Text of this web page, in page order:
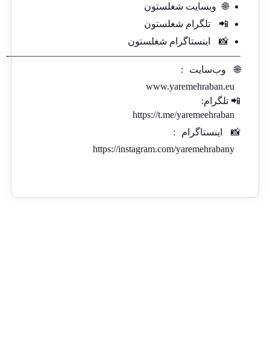
🌐
وبسایت شغلستون
📲
تلگرام شغلستون
📸
اینستاگرام شغلستون
————————————————————————-
🌐
وب‌سایت
:
www.yaremehraban.eu
📲 تلگرام:
https://t.me/yaremeehraban
📸
اینستاگرام
:
https://instagram.com/yaremehrabany